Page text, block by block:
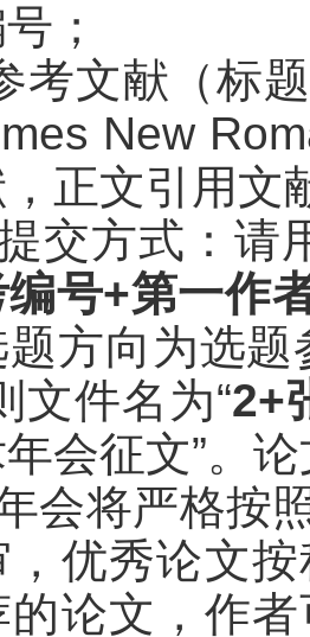
；
考文献（标
New
正文引用文
交方式：请
号+第一作
方向为选题
文件名为“2+
会征文”。
会将严格按
优秀论文
的论文，作